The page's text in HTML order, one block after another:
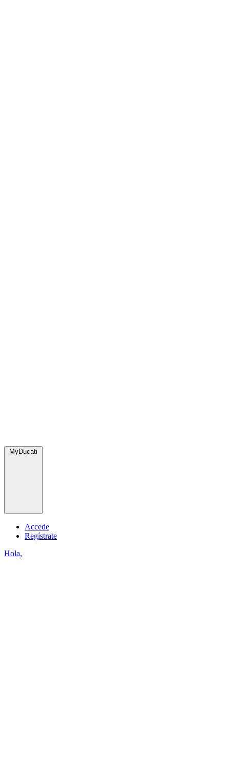
MyDucati
Accede
Regístrate
Hola,